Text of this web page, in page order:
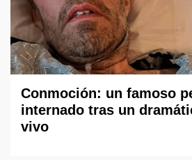
Conmoción: un famoso
internado tras un
vivo